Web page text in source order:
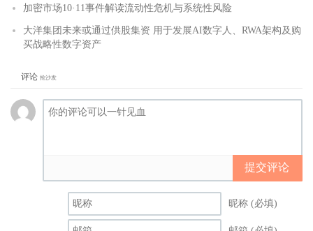
加密市场10·11事件解读流动性危机与系统性风险
大洋集团未来或通过供股集资 用于发展AI数字人、RWA架构及购
买战略性数字资产
评论 抢沙发
提交评论
昵称 (必填)